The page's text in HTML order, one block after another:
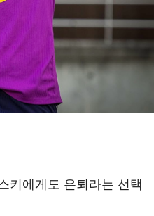
키에게도 은퇴라는 선택